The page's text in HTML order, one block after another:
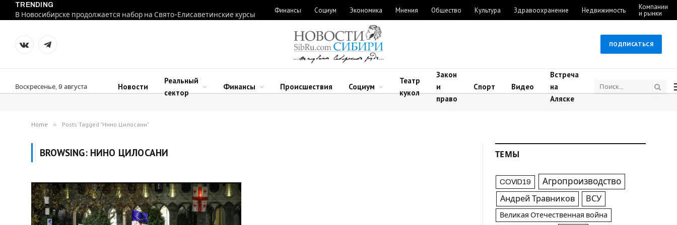
TRENDING
В Новосибирске продолжается набор на Свято-Елисаветинские курсы
Финансы Социум Экономика Мнения Общество Культура Здравоохранение Недвижимость Компании
и рынки
VKontakteTelegram
ПОДПИСАТЬСЯ
Воскресенье, 9 августа Новости
Реальный
сектор
Финансы Происшествия Социум
Театр
кукол
Закон
и
право
Спорт Видео
Встреча
на
Аляске
Home » Posts Tagged "Нино Цилосани"
BROWSING: НИНО ЦИЛОСАНИ ТЕМЫ
COVID19 Агропроизводство
Андрей Травников ВСУ
Великая Отечественная война